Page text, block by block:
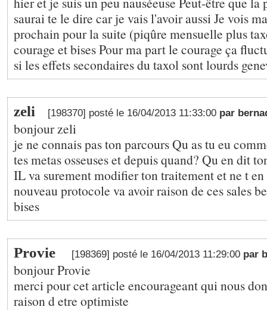
saurai te le dire car je vais l'avoir aussi Je vois
prochain pour la suite (piqûre mensuelle plus
courage et bises Pour ma part le courage ça
si les effets secondaires du taxol sont lourds
zeli [198370] posté le 16/04/2013 11:33:00 par
bonjour zeli
je ne connais pas ton parcours Qu as tu eu
tes metas osseuses et depuis quand? Qu en dit
IL va surement modifier ton traitement et ne t en
nouveau protocole va avoir raison de ces sales
bises
Provie [198369] posté le 16/04/2013 11:29:00 par
bonjour Provie
merci pour cet article encourageant qui nous
raison d etre optimiste